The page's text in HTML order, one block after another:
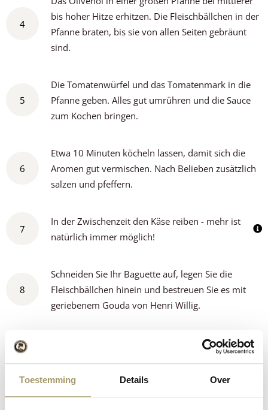
Toestemming Details Over
4
bis hoher Hitze erhitzen. Die Fleischbällchen in der
Pfanne braten, bis sie von allen Seiten gebräunt
sind.
5
Die Tomatenwürfel und das Tomatenmark in die
Pfanne geben. Alles gut umrühren und die Sauce
zum Kochen bringen.
6
Etwa 10 Minuten köcheln lassen, damit sich die
Aromen gut vermischen. Nach Belieben zusätzlich
salzen und pfeffern.
7
In der Zwischenzeit den Käse reiben - mehr ist
natürlich immer möglich!
8
Schneiden Sie Ihr Baguette auf, legen Sie die
Fleischbällchen hinein und bestreuen Sie es mit
geriebenem Gouda von Henri Willig.
9
Das Ganze bei 180 Grad weitere 7 Minuten in
den Ofen schieben, damit der Käse schmilzt. Sie
die Backzeit kürzer.